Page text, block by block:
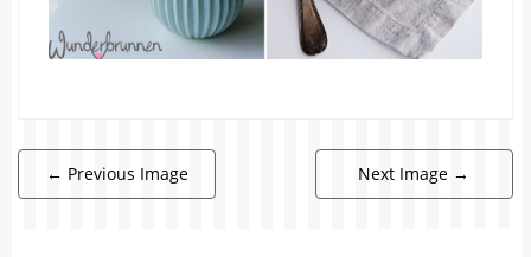
← Previous Image Next Image →